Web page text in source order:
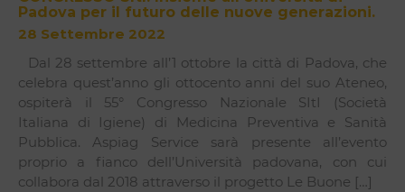
Padova per il futuro delle nuove generazioni.
28 Settembre 2022
Dal 28 settembre all’1 ottobre la città di Padova, che
celebra quest’anno gli ottocento anni del suo Ateneo,
ospiterà il 55° Congresso Nazionale SItI (Società
Italiana di Igiene) di Medicina Preventiva e Sanità
Pubblica. Aspiag Service sarà presente all’evento
proprio a fianco dell’Università padovana, con cui
collabora dal 2018 attraverso il progetto Le Buone […]